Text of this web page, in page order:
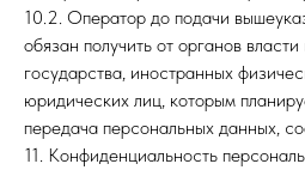
10.2. Оператор до подачи
обязан получить от органов
государства, иностранных
юридических лиц, которым
передача персональных данных,
11. Конфиденциальность